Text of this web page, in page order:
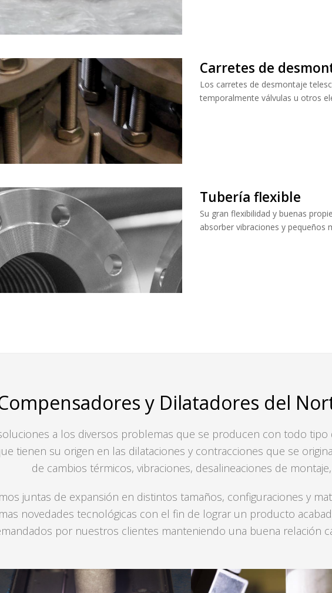
Carretes de
Los carretes de desmontaje
temporalmente válvulas u otros
Tubería flexible
Su gran flexibilidad y buenas
absorber vibraciones y pequeños
y Dilatadores del
a los diversos problemas que se producen con todo
tienen su origen en las dilataciones y contracciones que se
de cambios térmicos, vibraciones, desalineaciones de
juntas de expansión en distintos tamaños, configuraciones y
novedades tecnológicas con el fin de lograr un producto
por nuestros clientes manteniendo una buena relación